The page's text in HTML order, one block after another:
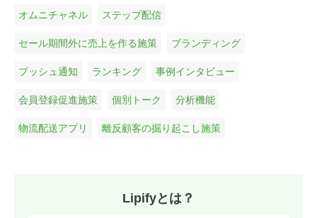
オムニチャネル ステップ配信
セール期間外に売上を作る施策 ブランディング
プッシュ通知 ランキング 事例インタビュー
会員登録促進施策 個別トーク 分析機能
物流配送アプリ 離反顧客の掘り起こし施策
Lipifyとは？